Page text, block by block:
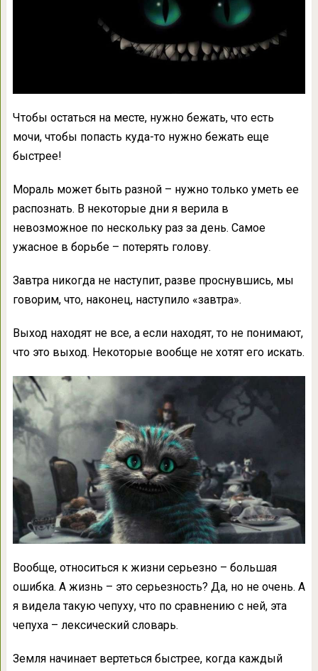
Чтобы остаться на месте, нужно бежать, что есть
мочи, чтобы попасть куда-то нужно бежать еще
быстрее!
Мораль может быть разной – нужно только уметь ее
распознать. В некоторые дни я верила в
невозможное по нескольку раз за день. Самое
ужасное в борьбе – потерять голову.
Завтра никогда не наступит, разве проснувшись, мы
говорим, что, наконец, наступило «завтра».
Выход находят не все, а если находят, то не понимают,
что это выход. Некоторые вообще не хотят его искать.
Вообще, относиться к жизни серьезно – большая
ошибка. А жизнь – это серьезность? Да, но не очень. А
я видела такую чепуху, что по сравнению с ней, эта
чепуха – лексический словарь.
Земля начинает вертеться быстрее, когда каждый